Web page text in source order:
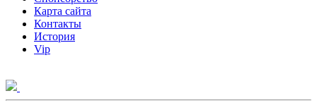
Карта сайта
Контакты
История
Vip